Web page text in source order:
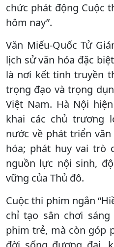
chức phát động Cuộc
hôm nay”.
Văn Miếu-Quốc Tử
lịch sử văn hóa đặc
là nơi kết tinh truyền
trọng đạo và trọng
Việt Nam. Hà Nội
khai các chủ trương
nước về phát triển
hóa; phát huy vai trò
nguồn lực nội sinh,
vững của Thủ đô.
Cuộc thi phim ngắn
chỉ tạo sân chơi
phim trẻ, mà còn góp